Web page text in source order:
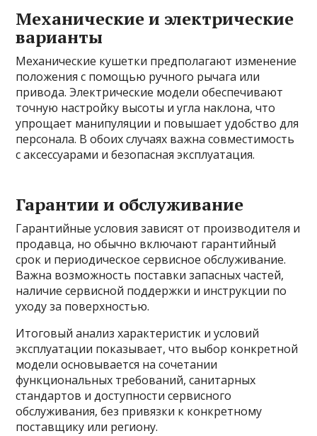
Механические и электрические
варианты
Механические кушетки предполагают изменение
положения с помощью ручного рычага или
привода. Электрические модели обеспечивают
точную настройку высоты и угла наклона, что
упрощает манипуляции и повышает удобство для
персонала. В обоих случаях важна совместимость
с аксессуарами и безопасная эксплуатация.
Гарантии и обслуживание
Гарантийные условия зависят от производителя и
продавца, но обычно включают гарантийный
срок и периодическое сервисное обслуживание.
Важна возможность поставки запасных частей,
наличие сервисной поддержки и инструкции по
уходу за поверхностью.
Итоговый анализ характеристик и условий
эксплуатации показывает, что выбор конкретной
модели основывается на сочетании
функциональных требований, санитарных
стандартов и доступности сервисного
обслуживания, без привязки к конкретному
поставщику или региону.